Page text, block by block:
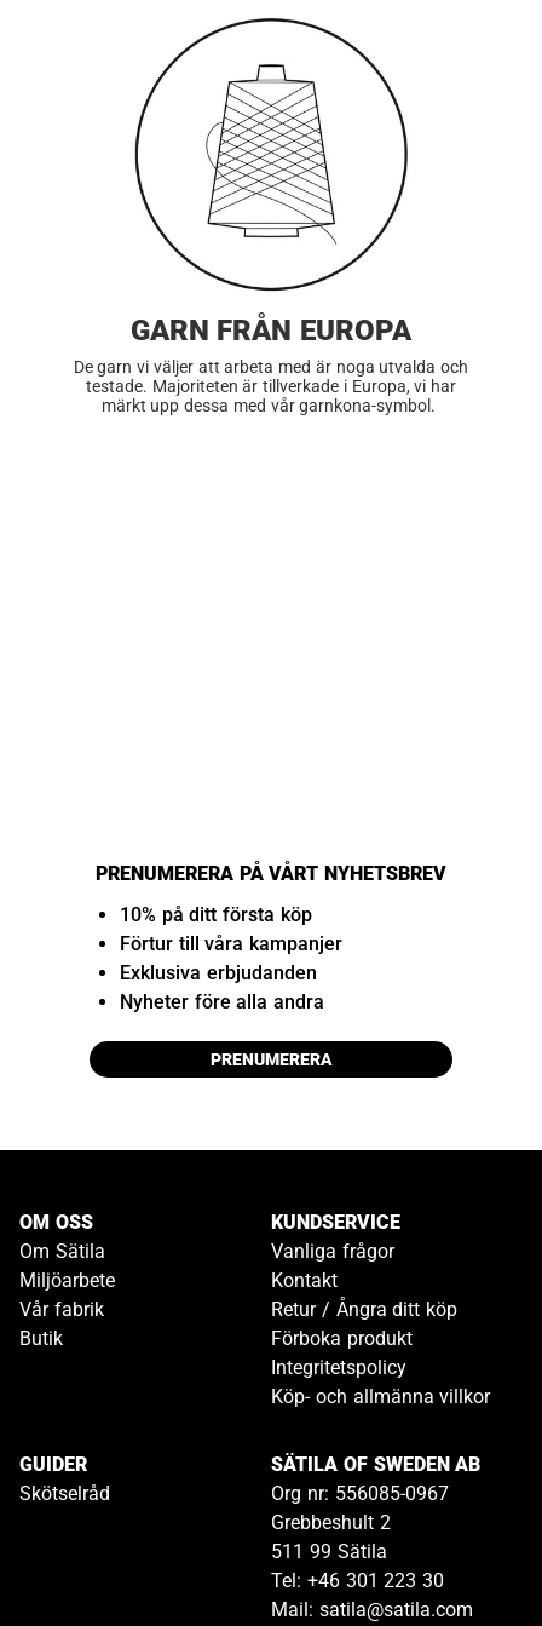
GARN FRÅN EUROPA
De garn vi väljer att arbeta med är noga utvalda och
testade. Majoriteten är tillverkade i Europa, vi har
märkt upp dessa med vår garnkona-symbol.
PRENUMERERA PÅ VÅRT NYHETSBREV
10% på ditt första köp
Förtur till våra kampanjer
Exklusiva erbjudanden
Nyheter före alla andra
PRENUMERERA
OM OSS
Om Sätila
Miljöarbete
Vår fabrik
Butik
KUNDSERVICE
Vanliga frågor
Kontakt
Retur / Ångra ditt köp
Förboka produkt
Integritetspolicy
Köp- och allmänna villkor
GUIDER
Skötselråd
SÄTILA OF SWEDEN AB
Org nr: 556085-0967
Grebbeshult 2
511 99 Sätila
Tel: +46 301 223 30
Mail: satila@satila.com